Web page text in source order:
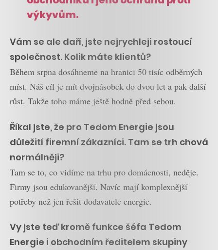
výkyvům.
Vám se ale daří, jste nejrychleji rostoucí
společnost. Kolik máte klientů?
Během srpna dosáhneme na hranici 50 tisíc odběrných
míst. Náš cíl je mít dvojnásobek do dvou let a pak další
růst. Takže toho máme ještě hodně před sebou.
Říkal jste, že pro Tedom Energie jsou
důležití firemní zákazníci. Tam se trh chová
normálněji?
Tam se to, co vidíme na trhu pro domácnosti, neděje.
Firmy jsou edukovanější. Navíc mají komplexnější
potřeby než jen řešit dodavatele energie.
Vy jste teď kromě funkce šéfa Tedom
Energie i obchodním ředitelem skupiny